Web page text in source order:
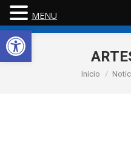
Estás aquí:
Inicio
MENU
Abrir barra de herramientas